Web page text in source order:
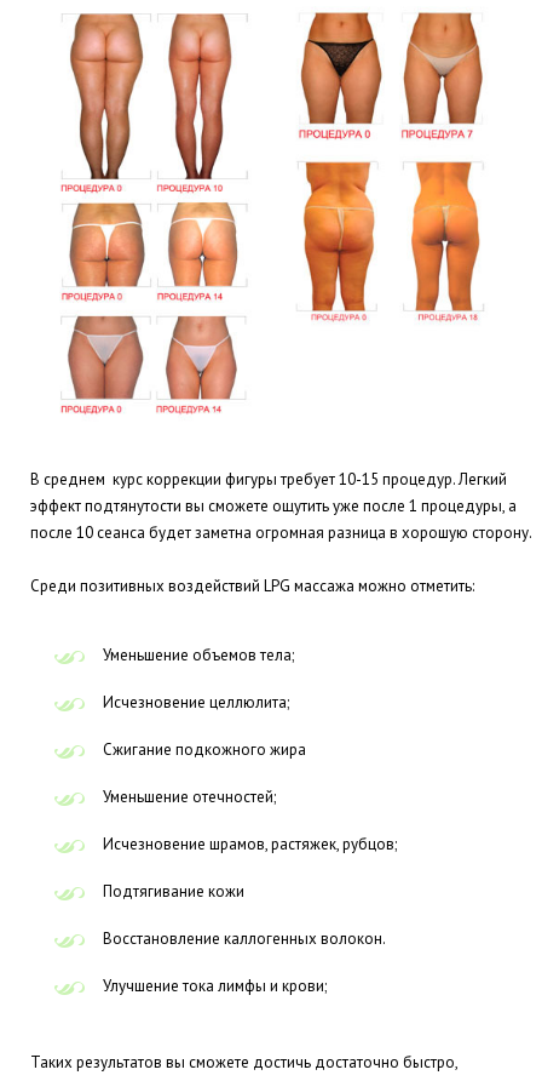
В среднем курс коррекции фигуры требует 10-15 процедур. Легкий
эффект подтянутости вы сможете ощутить уже после 1 процедуры, а
после 10 сеанса будет заметна огромная разница в хорошую сторону.
Среди позитивных воздействий LPG массажа можно отметить:
Уменьшение объемов тела;
Исчезновение целлюлита;
Сжигание подкожного жира
Уменьшение отечностей;
Исчезновение шрамов, растяжек, рубцов;
Подтягивание кожи
Восстановление каллогенных волокон.
Улучшение тока лимфы и крови;
Таких результатов вы сможете достичь достаточно быстро,